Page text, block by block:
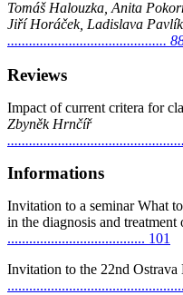
Tomáš Halouzka, Anita
Jiří Horáček, Ladislava
............................................
Reviews
Impact of current critera for
Zbyněk Hrnčíř
Informations
Invitation to a seminar What
in the diagnosis and treatment
...................................... 101
Invitation to the 22nd